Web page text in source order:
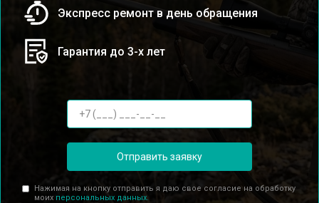
Экспресс ремонт в день обращения
Гарантия до 3-х лет
Отправить заявку
Нажимая на кнопку отправить я даю свое согласие на обработку
моих персональных данных.